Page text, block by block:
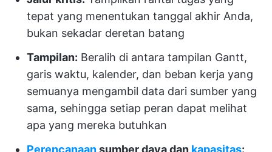
tepat yang menentukan tanggal akhir Anda,
bukan sekadar deretan batang
Tampilan: Beralih di antara tampilan Gantt,
garis waktu, kalender, dan beban kerja yang
semuanya mengambil data dari sumber yang
sama, sehingga setiap peran dapat melihat
apa yang mereka butuhkan
Perencanaansumber daya dan kapasitas: